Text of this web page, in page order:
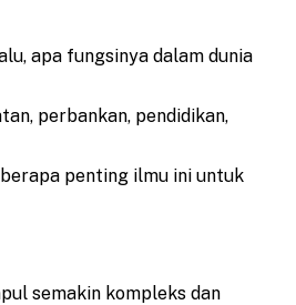
apa fungsinya dalam dunia
perbankan, pendidikan,
penting ilmu ini untuk
semakin kompleks dan